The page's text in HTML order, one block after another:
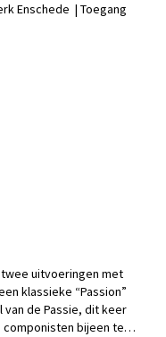
Enschede | Toegang
uitvoeringen met
klassieke “Passion”
de Passie, dit keer
bijeen te